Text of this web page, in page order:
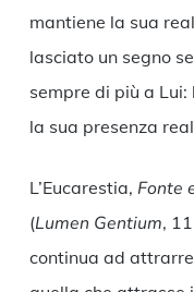
mantiene la sua
lasciato un segno
sempre di più a Lui:
la sua presenza
L’Eucarestia, Fonte
(Lumen Gentium,
continua ad